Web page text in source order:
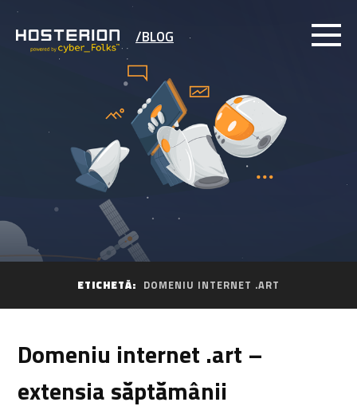
/BLOG
ETICHETĂ: DOMENIU INTERNET .ART
Domeniu internet .art –
extensia săptămânii